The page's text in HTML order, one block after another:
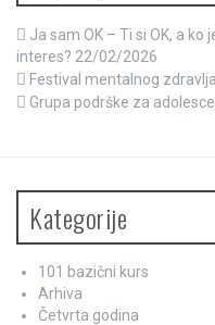
Ja sam OK – Ti si OK, a ko
interes? 22/02/2026
Festival mentalnog zdravlja
Grupa podrške za
Kategorije
101 bazični kurs
Arhiva
Četvrta godina